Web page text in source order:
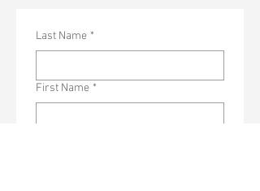
Last Name *
First Name *